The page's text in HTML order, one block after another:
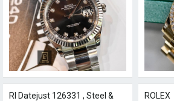
Rl Datejust 126331 , Steel &
ROLEX